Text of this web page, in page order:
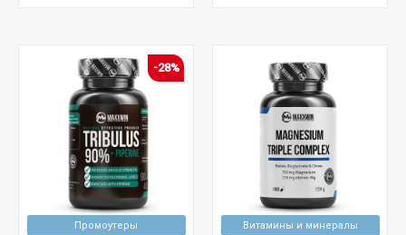
Промоутеры
-28%
Витамины и минералы